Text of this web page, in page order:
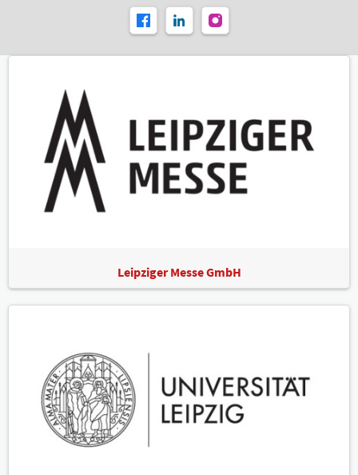
Leipziger Messe GmbH